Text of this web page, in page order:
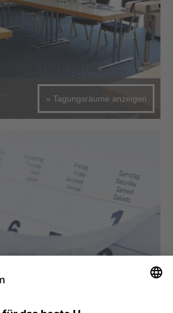
» Tagungsräume anzeigen